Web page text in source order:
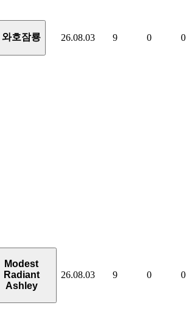
와호잠룡 26.08.03 9 0 0
Modest
Radiant
Ashley
26.08.03 9 0 0